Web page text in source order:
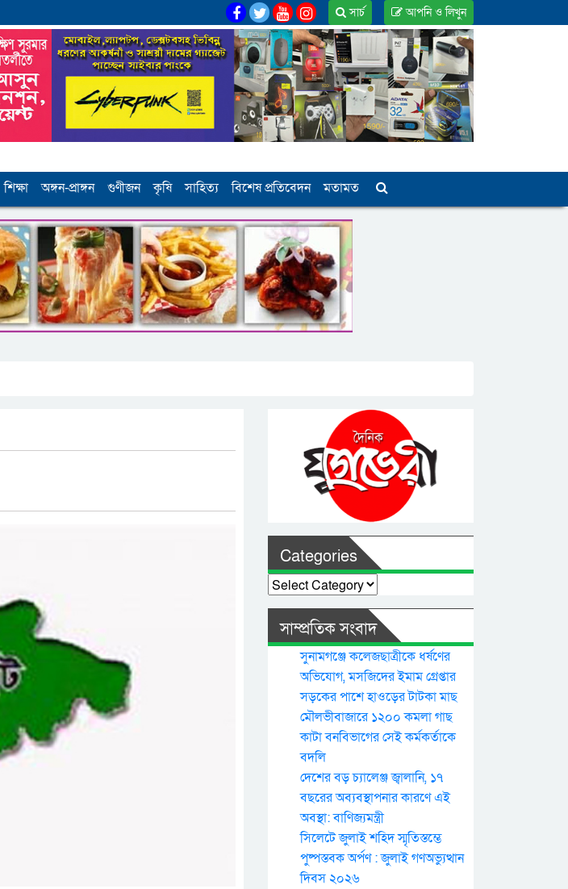
আপনি ও লিখুন
সার্চ
শিক্ষা অঙ্গন-প্রাঙ্গন গুণীজন কৃষি সাহিত্য বিশেষ প্রতিবেদন মতামত
Categories
Categories
সাম্প্রতিক সংবাদ
সুনামগঞ্জে কলেজছাত্রীকে ধর্ষণের
অভিযোগ, মসজিদের ইমাম গ্রেপ্তার
সড়কের পাশে হাওড়ের টাটকা মাছ
মৌলভীবাজারে ১২০০ কমলা গাছ
কাটা বনবিভাগের সেই কর্মকর্তাকে
বদলি
দেশের বড় চ্যালেঞ্জ জ্বালানি, ১৭
বছরের অব্যবস্থাপনার কারণে এই
অবস্থা: বাণিজ্যমন্ত্রী
সিলেটে জুলাই শহিদ স্মৃতিস্তম্ভে
পুষ্পস্তবক অর্পণ : জুলাই গণঅভ্যুত্থান
দিবস ২০২৬